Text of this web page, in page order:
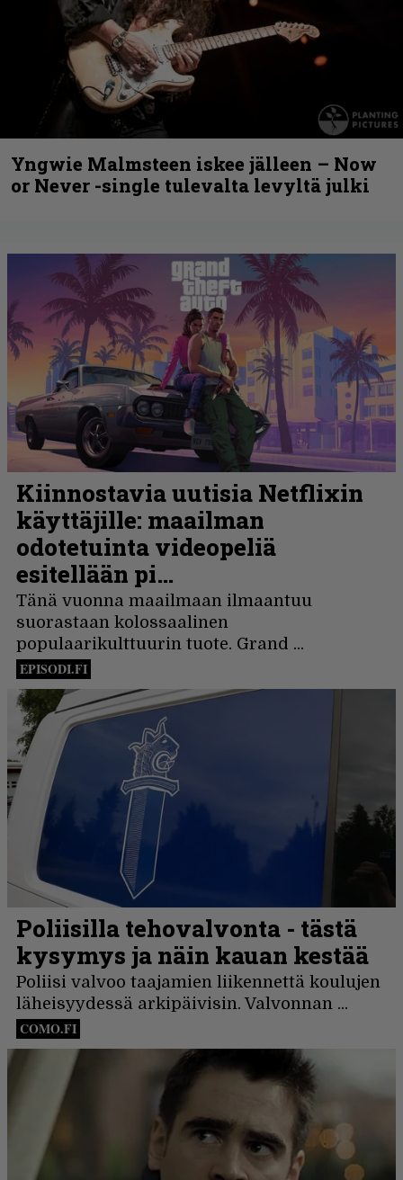
Yngwie Malmsteen iskee jälleen – Now
or Never -single tulevalta levyltä julki